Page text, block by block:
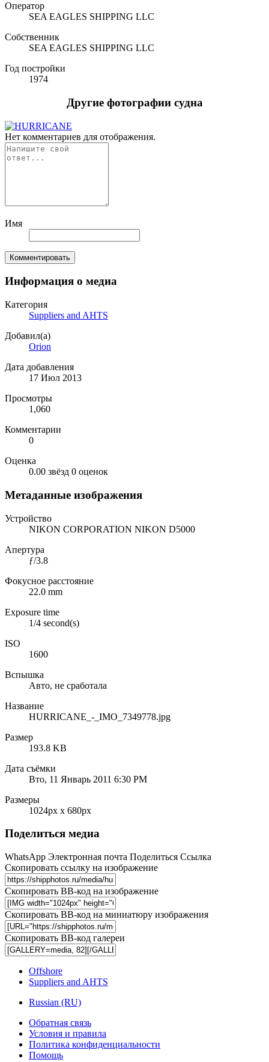
Оператор
SEA EAGLES SHIPPING LLC
Собственник
SEA EAGLES SHIPPING LLC
Год постройки
1974
Другие фотографии судна
Нет комментариев для отображения.
Имя
Комментировать
Информация о медиа
Категория
Suppliers and AHTS
Добавил(а)
Orion
Дата добавления
17 Июл 2013
Просмотры
1,060
Комментарии
0
Оценка
0.00 звёзд 0 оценок
Метаданные изображения
Устройство
NIKON CORPORATION NIKON D5000
Апертура
ƒ/3.8
Фокусное расстояние
22.0 mm
Exposure time
1/4 second(s)
ISO
1600
Вспышка
Авто, не сработала
Название
HURRICANE_-_IMO_7349778.jpg
Размер
193.8 KB
Дата съёмки
Вто, 11 Январь 2011 6:30 PM
Размеры
1024px x 680px
Поделиться медиа
WhatsApp Электронная почта Поделиться Ссылка
Скопировать ссылку на изображение
Скопировать BB-код на изображение
Скопировать BB-код на миниатюру изображения
Скопировать BB-код галереи
Offshore
Suppliers and AHTS
Russian (RU)
Обратная связь
Условия и правила
Политика конфиденциальности
Помощь